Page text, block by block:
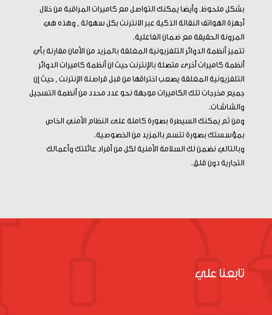
بشكل ملحوظ. وأيضا يمكنك التواصل مع كاميرات المراقبة من خلال
أجهزة الهواتف النقالة الذكية عبر الانترنت بكل سهولة , وهذه هي
المرونة الحقيقة مع ضمان الفاعلية.
تتميز أنظمة الدوائر التلفزيونية المغلقة بالمزيد من الأمان مقارنة بأي
أنظمة كاميرات أخرى متصلة بالإنترنت حيث ان أنظمة كاميرات الدوائر
التلفزيونية المغلقة يصعب اختراقها من قبل قراصنة الإنترنت , حيث إن
جميع مخرجات تلك الكاميرات موجهة نحو عدد محدد من أنظمة التسجيل
والشاشات.
ومن ثم يمكنك السيطرة بصورة كاملة على النظام الأمني الخاص
بمؤسستك بصورة تتسم بالمزيد من الخصوصية.
وبالتالي نضمن لك السلامة الأمنية لكل من أفراد عائلتك وأعمالك
التجارية دون قلق.
تابعنا علي